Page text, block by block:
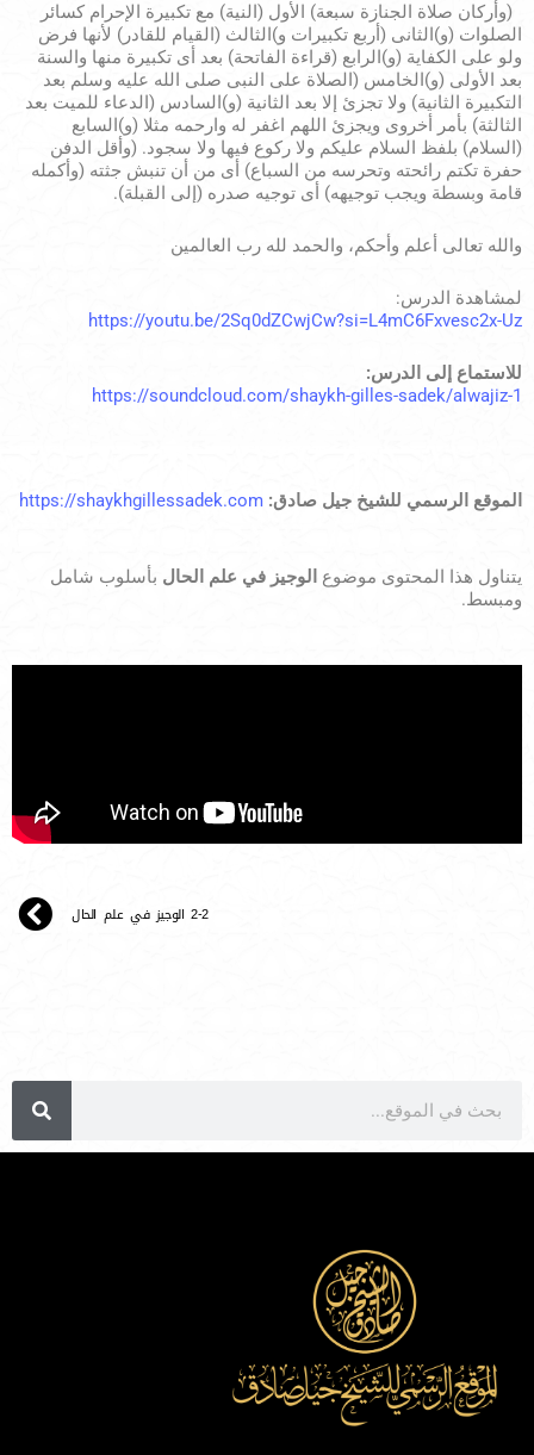
(وأركان صلاة الجنازة سبعة) الأول (النية) مع تكبيرة الإحرام كسائر
الصلوات (و)الثانى (أربع تكبيرات و)الثالث (القيام للقادر) لأنها فرض
ولو على الكفاية (و)الرابع (قراءة الفاتحة) بعد أى تكبيرة منها والسنة
بعد الأولى (و)الخامس (الصلاة على النبى صلى الله عليه وسلم بعد
التكبيرة الثانية) ولا تجزئ إلا بعد الثانية (و)السادس (الدعاء للميت بعد
الثالثة) بأمر أخروى ويجزئ اللهم اغفر له وارحمه مثلا (و)السابع
(السلام) بلفظ السلام عليكم ولا ركوع فيها ولا سجود. (وأقل الدفن
حفرة تكتم رائحته وتحرسه من السباع) أى من أن تنبش جثته (وأكمله
قامة وبسطة ويجب توجيهه) أى توجيه صدره (إلى القبلة).
والله تعالى أعلم وأحكم، والحمد لله رب العالمين
لمشاهدة الدرس:
https://youtu.be/2Sq0dZCwjCw?si=L4mC6Fxvesc2x-Uz
للاستماع إلى الدرس:
https://soundcloud.com/shaykh-gilles-sadek/alwajiz-1
الموقع الرسمي للشيخ جيل صادق: https://shaykhgillessadek.com
يتناول هذا المحتوى موضوع الوجيز في علم الحال بأسلوب شامل
ومبسط.
2-2 الوجيز في علم الحال